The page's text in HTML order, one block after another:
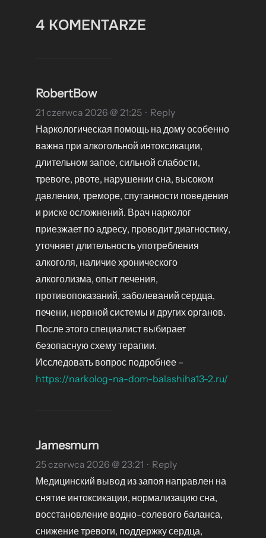
4 KOMENTARZE
RobertBow
21 czerwca 2026 @ 21:25 · Reply
Наркологическая помощь на дому особенно
важна при алкогольной интоксикации,
длительном запое, сильной слабости,
тревоге, рвоте, нарушении сна, высоком
давлении, треморе, спутанности поведения
и риске осложнений. Врач нарколог
приезжает по адресу, проводит диагностику,
уточняет длительность употребления
алкоголя, наличие хронического
алкоголизма, опыт лечения,
противопоказаний, заболеваний сердца,
печени, нервной системы и других органов.
После этого специалист выбирает
безопасную схему терапии.
Исследовать вопрос подробнее –
https://narkolog-na-dom-balashiha13-2.ru/
Jamesmum
25 czerwca 2026 @ 23:21 · Reply
Медицинский вывод из запоя направлен на
снятие интоксикации, нормализацию сна,
восстановление водно-солевого баланса,
снижение тревоги, поддержку сердца,